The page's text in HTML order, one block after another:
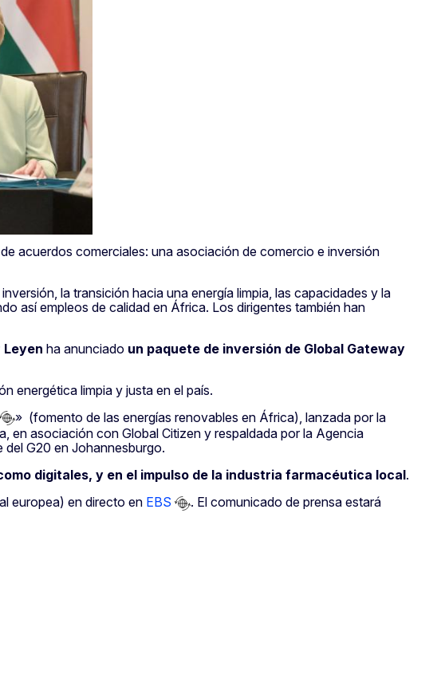
acuerdos comerciales: una asociación de comercio e inversión
la transición hacia una energía limpia, las capacidades y la
así empleos de calidad en África. Los dirigentes también han
Leyen ha anunciado un paquete de inversión de Global Gateway
energética limpia y justa en el país.
» (fomento de las energías renovables en África), lanzada por la
en asociación con Global Citizen y respaldada por la Agencia
del G20 en Johannesburgo.
digitales, y en el impulso de la industria farmacéutica local.
europea) en directo en EBS
. El comunicado de prensa estará